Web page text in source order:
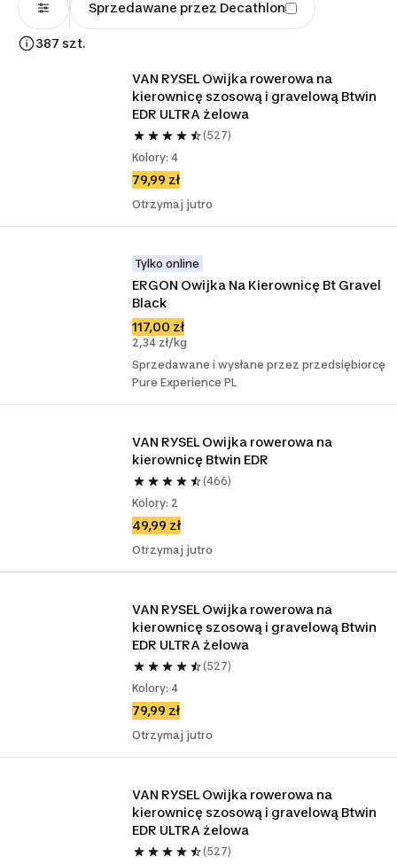
Sprzedawane przez Decathlon
387 szt.
VAN RYSEL Owijka rowerowa na
kierownicę szosową i gravelową Btwin
EDR ULTRA żelowa
(527)
Kolory: 4
79,99 zł
Otrzymaj jutro
Tylko online
ERGON Owijka Na Kierownicę Bt Gravel
Black
117,00 zł
2,34 zł/kg
Sprzedawane i wysłane przez przedsiębiorcę
Pure Experience PL
VAN RYSEL Owijka rowerowa na
kierownicę Btwin EDR
(466)
Kolory: 2
49,99 zł
Otrzymaj jutro
VAN RYSEL Owijka rowerowa na
kierownicę szosową i gravelową Btwin
EDR ULTRA żelowa
(527)
Kolory: 4
79,99 zł
Otrzymaj jutro
VAN RYSEL Owijka rowerowa na
kierownicę szosową i gravelową Btwin
EDR ULTRA żelowa
(527)